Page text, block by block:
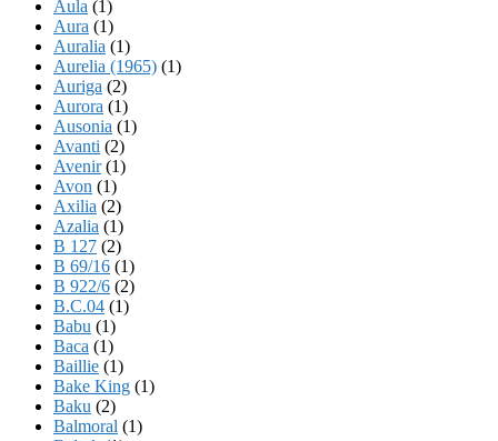
Aula (1)
Aura (1)
Auralia (1)
Aurelia (1965) (1)
Auriga (2)
Aurora (1)
Ausonia (1)
Avanti (2)
Avenir(1)
Avon (1)
Axilia (2)
Azalia (1)
B 127 (2)
B 69/16 (1)
B 922/6 (2)
B.C.04 (1)
Babu (1)
Baca (1)
Baillie (1)
Bake King (1)
Baku (2)
Balmoral (1)